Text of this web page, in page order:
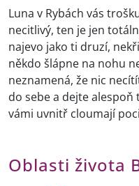
Luna v Rybách vás
necitlivý, ten je jen
najevo jako ti druzí,
někdo šlápne na nohu
neznamená, že nic
do sebe a dejte alespoň
vámi uvnitř cloumají
Oblasti života